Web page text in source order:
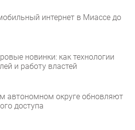
интернет в Миассе до
новинки: как технологии
и работу властей
автономном округе обновляют
доступа